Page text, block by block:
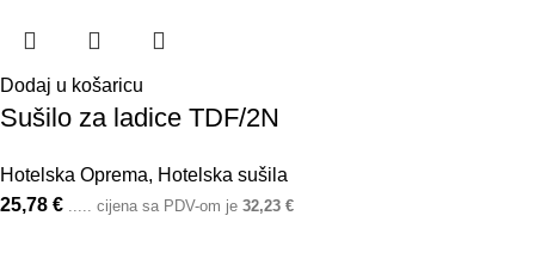
Dodaj u košaricu
Sušilo za ladice TDF/2N
Hotelska Oprema, Hotelska sušila
25,78 € ..... cijena sa PDV-om je 32,23 €